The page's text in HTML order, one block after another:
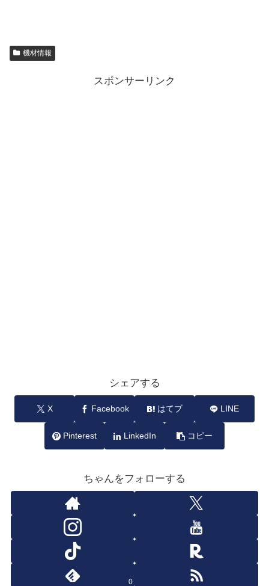
機材情報
スポンサーリンク
シェアする
X Facebook はてブ LINE
Pinterest LinkedIn コピー
ちゃんをフォローする
0